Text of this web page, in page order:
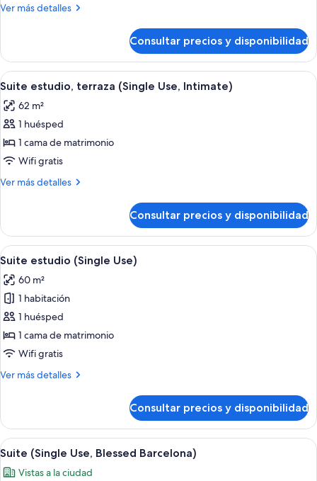
Use,
Ver más detalles
Más
superior
(Single
Use,
Consultar precios y disponibilidad
Abrir
todas
las
fotos
de
Suite
estudio,
Use,
Intimate)
Ropa de cama de alta calidad,
15
Suite estudio, terraza (Single Use, Intimate)
62 m²
1 huésped
1 cama de matrimonio
Wifi gratis
Ver más detalles
Más
estudio,
terraza
(Single
Intimate)
Consultar precios y disponibilidad
Abrir
todas
las
fotos
de
Suite
estudio
Use)
Ropa de cama de alta calidad,
15
Suite estudio (Single Use)
60 m²
1 habitación
1 huésped
1 cama de matrimonio
Wifi gratis
Ver más detalles
Más
estudio
(Single
Use)
Consultar precios y disponibilidad
Abrir
todas
Una habitación de hotel moderna
13
Suite (Single Use, Blessed Barcelona)
Vistas a la ciudad